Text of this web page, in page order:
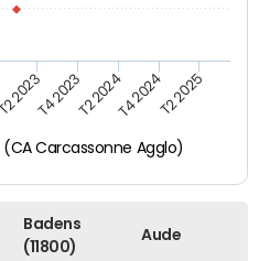
(CA Carcassonne Agglo)
2023T4 2023T2 2024T4 2024T2 2025
Badens
(11800)
Aude